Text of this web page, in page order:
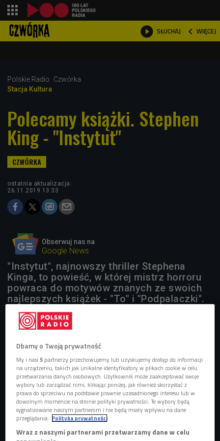
 SŁUCHAJ  WIĘCEJ

Polskie Radio
Czwórka
Stacja Kultura
Polecamy książki. Stephen
King - "Instytut"
ostatnia aktualizacja:
26.11.2019 13:33
Obserwuj nas na
Google News
"Instytut", najnowszy thriller Stephena
Kinga, to powieść, w której mistrz horroru
powraca do motywów znanych ze swoich
najlepszych książek - "To" i "Podpalaczki".
AUDIO 1 plik
 08'20
O książce "Instytut" Stephena Kinga opowiada Kinga
Michalska (Stacja Kultura/Czwórka
Dbamy o Twoją prywatność
My i nasi5 partnerzy przechowujemy lub uzyskujemy dostęp do informacji
na urządzeniu, takich jak unikalne identyfikatory w plikach cookie w celu
przetwarzania danych osobowych. Użytkownik może zaakceptować swoje
wybory lub zarządzać nimi, klikając poniżej, jak również skorzystać z
prawa do sprzeciwu na podstawie prawnie uzasadnionego interesu lub w
dowolnym momencie na stronie polityki prywatności. Te wybory będą
sygnalizowane naszym partnerom i nie będą miały wpływu na dane
przeglądania. Polityka prywatności
Wraz z naszymi partnerami przetwarzamy dane w celu